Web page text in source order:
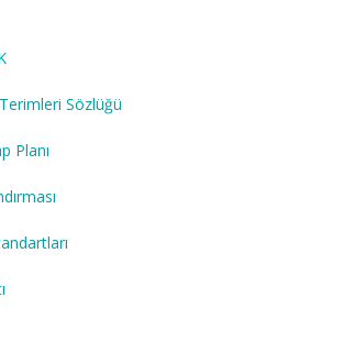
Sözlüğü
Planı